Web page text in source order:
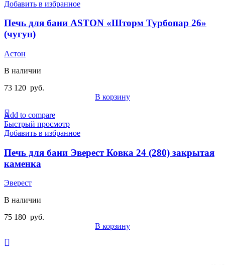
Добавить в избранное
Печь для бани ASTON «Шторм Турбопар 26»
(чугун)
Астон
В наличии
73 120 руб.
В корзину
Add to compare
Быстрый просмотр
Добавить в избранное
Печь для бани Эверест Ковка 24 (280) закрытая
каменка
Эверест
В наличии
75 180 руб.
В корзину